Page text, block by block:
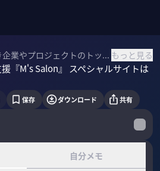
注目すべき企業やプロジェクトのトップランナーを招き、キーワードをもとに掘り下げていく番組「＆ questions」 ”みずほとスタートアップの知られざる関係”をテーマにみずほ銀行の”真の姿”を探っていきます。[sponsored] もっと見る
『M's Salon』 スペシャルサイトは
保存 ダウンロード 共有
自分メモ